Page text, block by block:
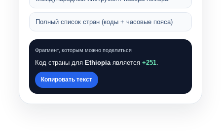
Полный список стран (коды + часовые пояса)
Фрагмент, которым можно поделиться
Код страны для Ethiopiaявляется+251.
Копировать текст